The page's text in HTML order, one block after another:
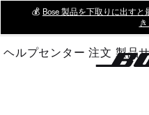
Main
💰 Bose 製品を下取りに出す
き
ヘルプセンター 注文 製品